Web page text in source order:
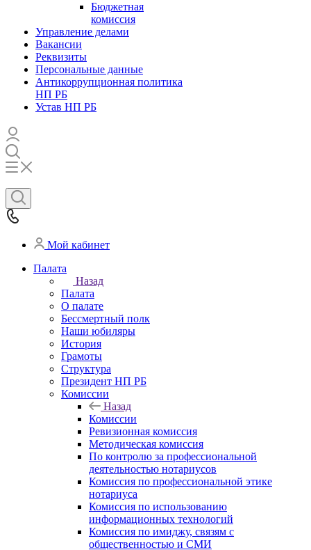
Бюджетная
комиссия
Управление делами
Вакансии
Реквизиты
Персональные данные
Антикоррупционная политика
НП РБ
Устав НП РБ
Мой кабинет
Палата
Назад
Палата
О палате
Бессмертный полк
Наши юбиляры
История
Грамоты
Структура
Президент НП РБ
Комиссии
Назад
Комиссии
Ревизионная комиссия
Методическая комиссия
По контролю за профессиональной
деятельностью нотариусов
Комиссия по профессиональной этике
нотариуса
Комиссия по использованию
информационных технологий
Комиссия по имиджу, связям с
общественностью и СМИ